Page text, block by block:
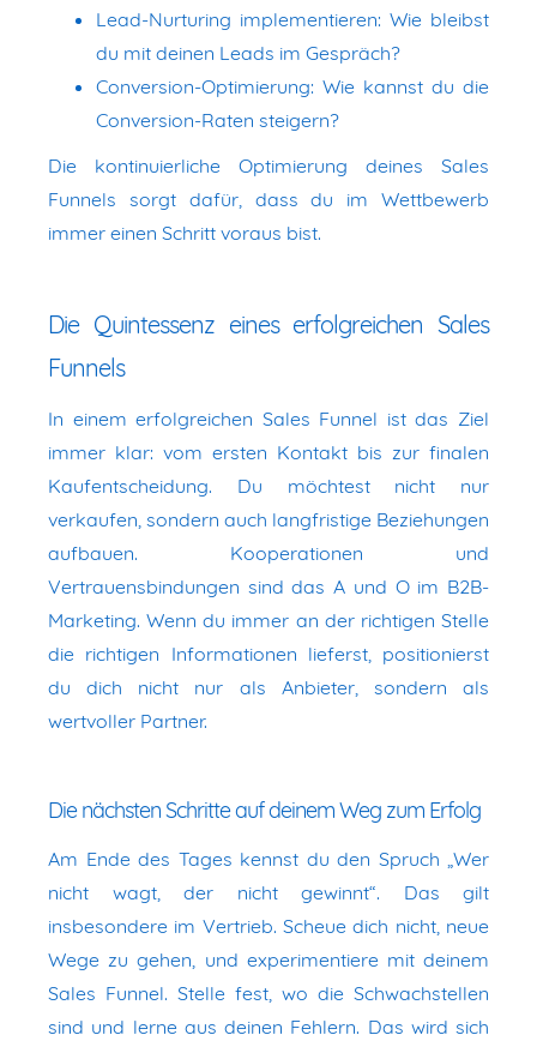
Lead-Nurturing implementieren: Wie bleibst
du mit deinen Leads im Gespräch?
Conversion-Optimierung: Wie kannst du die
Conversion-Raten steigern?
Die kontinuierliche Optimierung deines Sales
Funnels sorgt dafür, dass du im Wettbewerb
immer einen Schritt voraus bist.
Die Quintessenz eines erfolgreichen Sales
Funnels
In einem erfolgreichen Sales Funnel ist das Ziel
immer klar: vom ersten Kontakt bis zur finalen
Kaufentscheidung. Du möchtest nicht nur
verkaufen, sondern auch langfristige Beziehungen
aufbauen. Kooperationen und
Vertrauensbindungen sind das A und O im B2B-
Marketing. Wenn du immer an der richtigen Stelle
die richtigen Informationen lieferst, positionierst
du dich nicht nur als Anbieter, sondern als
wertvoller Partner.
Die nächsten Schritte auf deinem Weg zum Erfolg
Am Ende des Tages kennst du den Spruch „Wer
nicht wagt, der nicht gewinnt“. Das gilt
insbesondere im Vertrieb. Scheue dich nicht, neue
Wege zu gehen, und experimentiere mit deinem
Sales Funnel. Stelle fest, wo die Schwachstellen
sind und lerne aus deinen Fehlern. Das wird sich